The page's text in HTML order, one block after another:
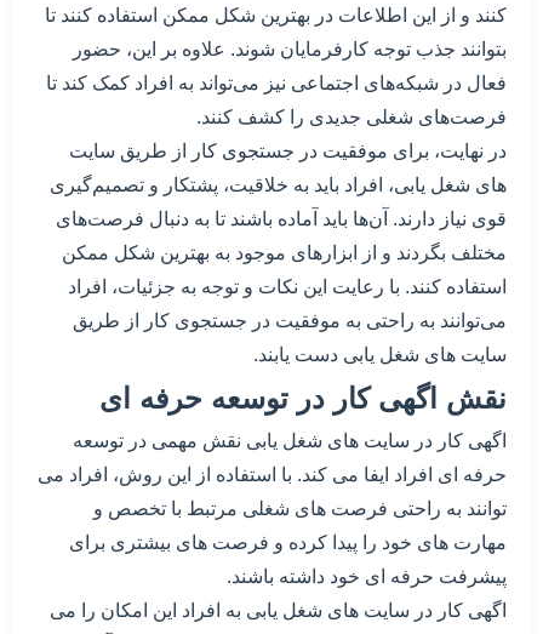
کنند و از این اطلاعات در بهترین شکل ممکن استفاده کنند تا
بتوانند جذب توجه کارفرمایان شوند. علاوه بر این، حضور
فعال در شبکه‌های اجتماعی نیز می‌تواند به افراد کمک کند تا
فرصت‌های شغلی جدیدی را کشف کنند.
در نهایت، برای موفقیت در جستجوی کار از طریق سایت
های شغل یابی، افراد باید به خلاقیت، پشتکار و تصمیم‌گیری
قوی نیاز دارند. آن‌ها باید آماده باشند تا به دنبال فرصت‌های
مختلف بگردند و از ابزارهای موجود به بهترین شکل ممکن
استفاده کنند. با رعایت این نکات و توجه به جزئیات، افراد
می‌توانند به راحتی به موفقیت در جستجوی کار از طریق
سایت های شغل یابی دست یابند.
نقش اگهی کار در توسعه حرفه ای
اگهی کار در سایت های شغل یابی نقش مهمی در توسعه
حرفه ای افراد ایفا می کند. با استفاده از این روش، افراد می
توانند به راحتی فرصت های شغلی مرتبط با تخصص و
مهارت های خود را پیدا کرده و فرصت های بیشتری برای
پیشرفت حرفه ای خود داشته باشند.
اگهی کار در سایت های شغل یابی به افراد این امکان را می